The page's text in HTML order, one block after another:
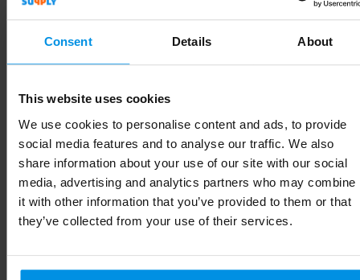
Consent Details About
This website uses cookies
We use cookies to personalise content and ads, to provide
social media features and to analyse our traffic. We also
share information about your use of our site with our social
media, advertising and analytics partners who may combine
it with other information that you’ve provided to them or that
they’ve collected from your use of their services.
Gewicht 170 g
Merk
Artikelnummer 261392-002999999
Soort Standaard uitvoering
Hoogte 26 cm